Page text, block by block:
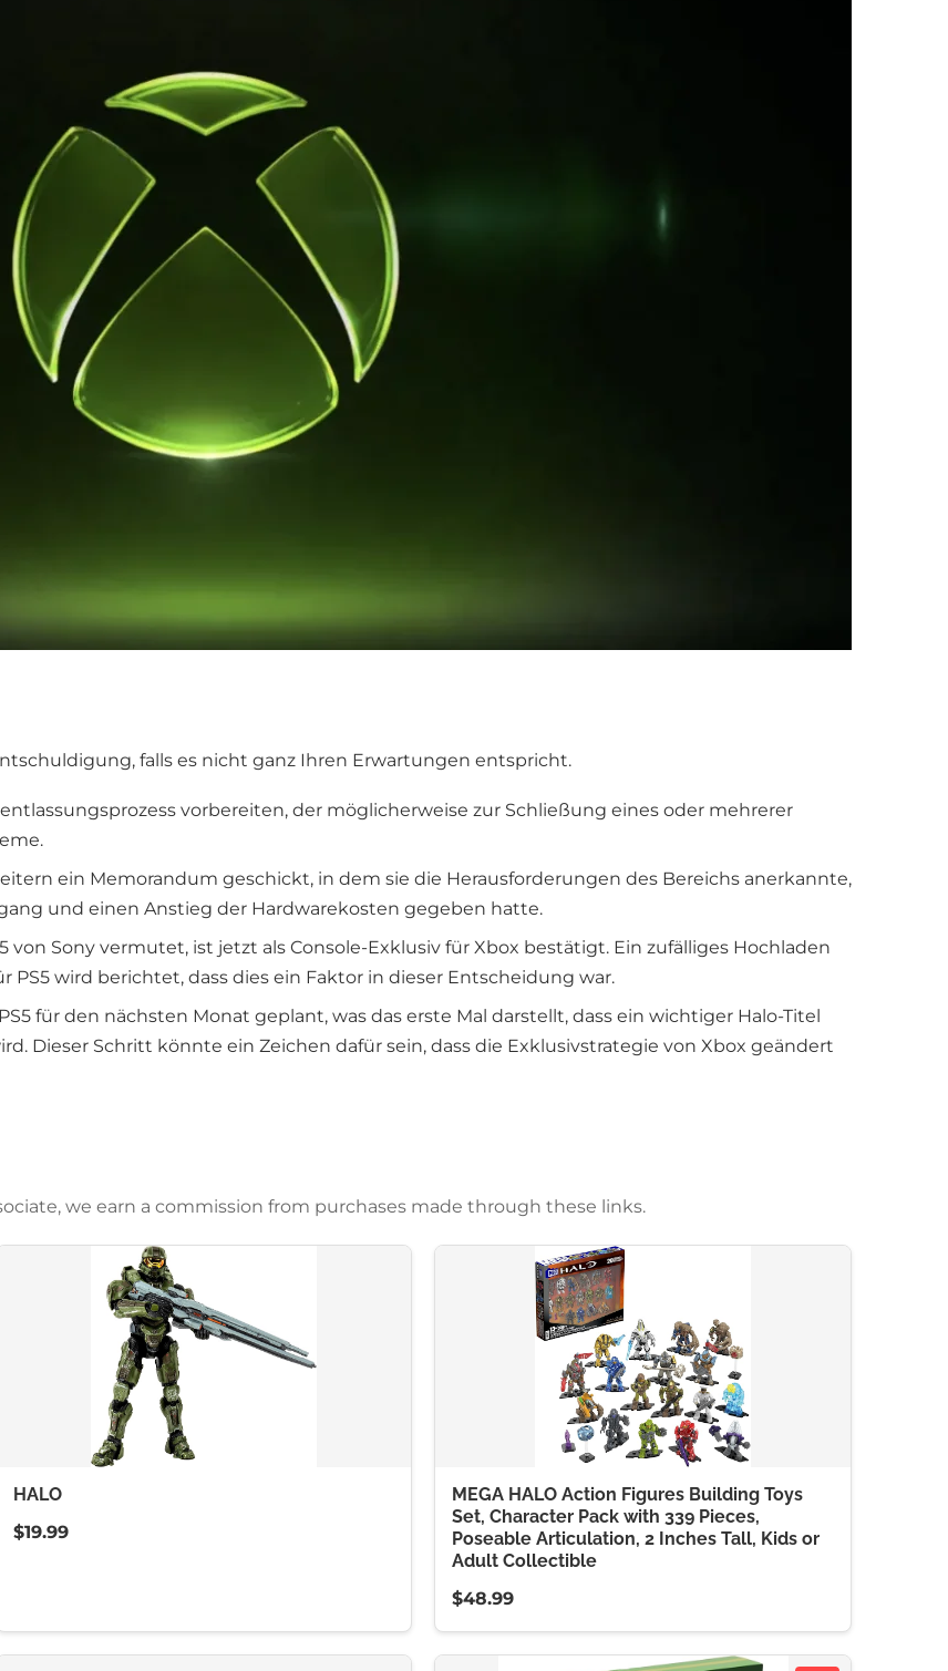
falls es nicht ganz Ihren Erwartungen entspricht.
vorbereiten, der möglicherweise zur Schließung eines oder mehrerer
ein Memorandum geschickt, in dem sie die Herausforderungen des Bereichs anerkannte,
und einen Anstieg der Hardwarekosten gegeben hatte.
von Sony vermutet, ist jetzt als Console-Exklusiv für Xbox bestätigt. Ein zufälliges Hochladen
wird berichtet, dass dies ein Faktor in dieser Entscheidung war.
für den nächsten Monat geplant, was das erste Mal darstellt, dass ein wichtiger Halo-Titel
Dieser Schritt könnte ein Zeichen dafür sein, dass die Exklusivstrategie von Xbox geändert
we earn a commission from purchases made through these links.
HALO
$19.99
MEGA HALO Action Figures Building Toys
Set, Character Pack with 339 Pieces,
Poseable Articulation, 2 Inches Tall, Kids or
Adult Collectible
$48.99